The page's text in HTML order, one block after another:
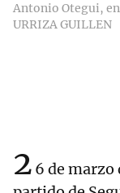
Antonio Otegui,
URRIZA GUILLEN
2 6 de marzo